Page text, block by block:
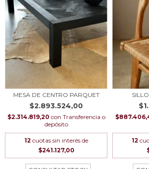
MESA DE CENTRO PARQUET
$2.893.524,00
$2.314.819,20 con Transferencia o
depósito
12 cuotas sin interés de
$241.127,00
12